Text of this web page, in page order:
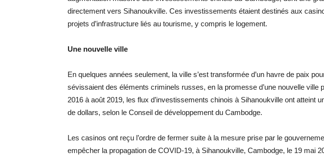
directement vers Sihanoukville. Ces investissements étaient destinés aux
projets d’infrastructure liés au tourisme, y compris le logement.
Une nouvelle ville
En quelques années seulement, la ville s’est transformée d’un havre de paix
sévissaient des éléments criminels russes, en la promesse d’une nouvelle ville
2016 à août 2019, les flux d’investissements chinois à Sihanoukville ont atteint
de dollars, selon le Conseil de développement du Cambodge.
Les casinos ont reçu l’ordre de fermer suite à la mesure prise par le
empêcher la propagation de COVID-19, à Sihanoukville, Cambodge, le 19 mai